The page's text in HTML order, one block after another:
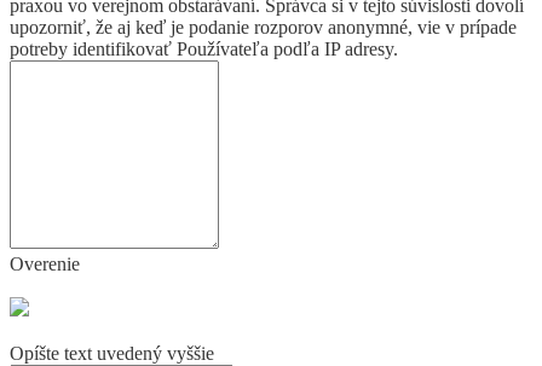
praxou vo verejnom obstarávaní. Správca si v tejto súvislosti dovolí
upozorniť, že aj keď je podanie rozporov anonymné, vie v prípade
potreby identifikovať Používateľa podľa IP adresy.
Overenie
Opíšte text uvedený vyššie